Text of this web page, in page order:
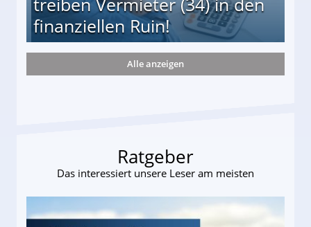
finanziellen Ruin!
(34) in den finanziellen Ruin!
Alle anzeigen
Ratgeber
Das interessiert unsere Leser am meisten